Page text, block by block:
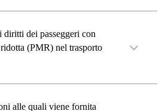
dei passeggeri con
(PMR) nel trasporto
alle quali viene fornita